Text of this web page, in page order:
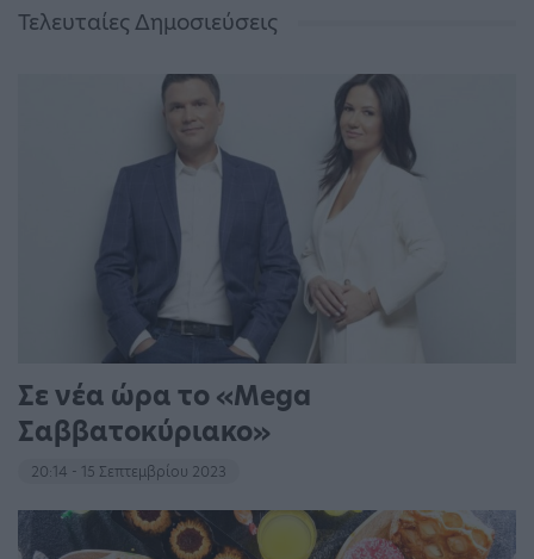
Τελευταίες Δημοσιεύσεις
Σε νέα ώρα το «Mega
Σαββατοκύριακο»
20:14 - 15 Σεπτεμβρίου 2023